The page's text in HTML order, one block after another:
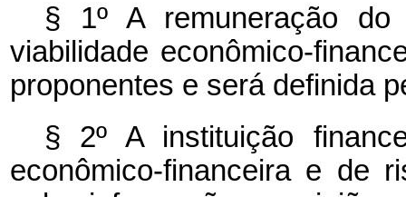
§ 1º A remuneração
viabilidade econômico-
proponentes e será definida
§ 2º A instituição
econômico-financeira e de